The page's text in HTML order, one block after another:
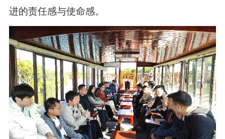
进的责任感与使命感。